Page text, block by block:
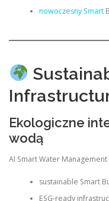
nowoczesny Smart
Ekologiczne
wodą
AI Smart Water
sustainable Smart
ESG-ready